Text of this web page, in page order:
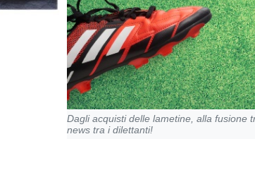
Dagli acquisti delle lametine, alla fusione
news tra i dilettanti!